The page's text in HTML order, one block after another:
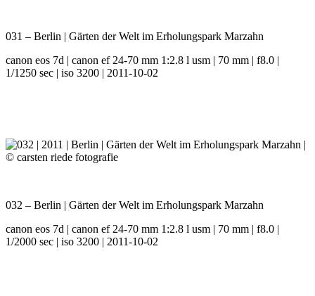
031 – Berlin | Gärten der Welt im Erholungspark Marzahn
canon eos 7d | canon ef 24-70 mm 1:2.8 l usm | 70 mm | f8.0 |
1/1250 sec | iso 3200 | 2011-10-02
032 – Berlin | Gärten der Welt im Erholungspark Marzahn
canon eos 7d | canon ef 24-70 mm 1:2.8 l usm | 70 mm | f8.0 |
1/2000 sec | iso 3200 | 2011-10-02